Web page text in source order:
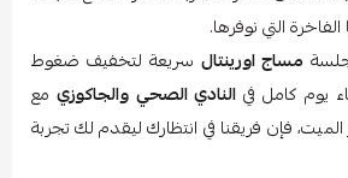
التي نوفرها.
مساج اورينتال سريعة لتخفيف ضغوط
يوم كامل فيالنادي الصحي والجاكوزيمع
فإن فريقنا في انتظارك ليقدم لك تجربة